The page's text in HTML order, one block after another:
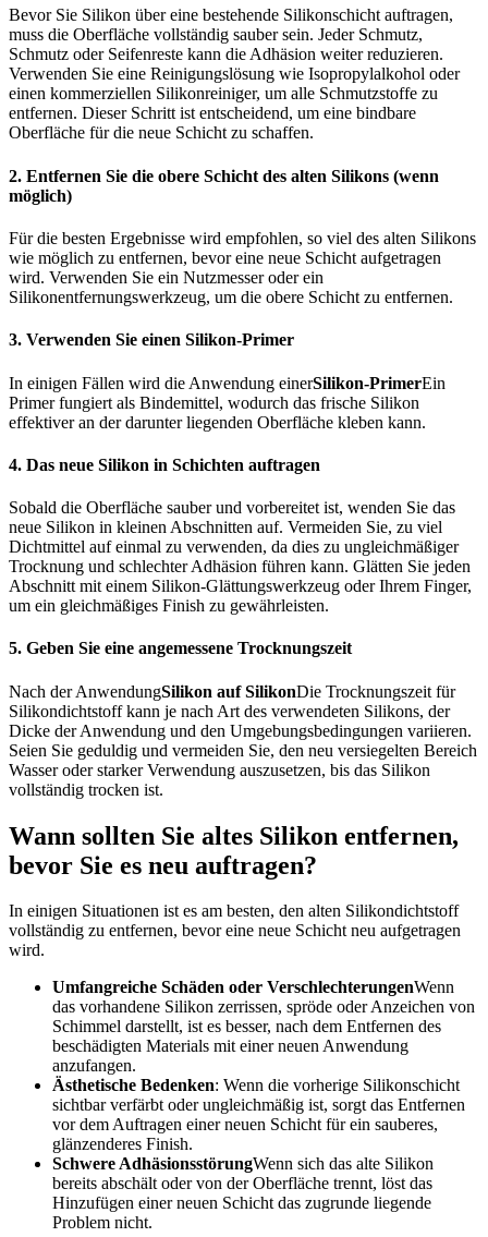
Bevor Sie Silikon über eine bestehende Silikonschicht auftragen,
muss die Oberfläche vollständig sauber sein. Jeder Schmutz,
Schmutz oder Seifenreste kann die Adhäsion weiter reduzieren.
Verwenden Sie eine Reinigungslösung wie Isopropylalkohol oder
einen kommerziellen Silikonreiniger, um alle Schmutzstoffe zu
entfernen. Dieser Schritt ist entscheidend, um eine bindbare
Oberfläche für die neue Schicht zu schaffen.
2. Entfernen Sie die obere Schicht des alten Silikons (wenn
möglich)
Für die besten Ergebnisse wird empfohlen, so viel des alten Silikons
wie möglich zu entfernen, bevor eine neue Schicht aufgetragen
wird. Verwenden Sie ein Nutzmesser oder ein
Silikonentfernungswerkzeug, um die obere Schicht zu entfernen.
3. Verwenden Sie einen Silikon-Primer
In einigen Fällen wird die Anwendung einerSilikon-PrimerEin
Primer fungiert als Bindemittel, wodurch das frische Silikon
effektiver an der darunter liegenden Oberfläche kleben kann.
4. Das neue Silikon in Schichten auftragen
Sobald die Oberfläche sauber und vorbereitet ist, wenden Sie das
neue Silikon in kleinen Abschnitten auf. Vermeiden Sie, zu viel
Dichtmittel auf einmal zu verwenden, da dies zu ungleichmäßiger
Trocknung und schlechter Adhäsion führen kann. Glätten Sie jeden
Abschnitt mit einem Silikon-Glättungswerkzeug oder Ihrem Finger,
um ein gleichmäßiges Finish zu gewährleisten.
5. Geben Sie eine angemessene Trocknungszeit
Nach der AnwendungSilikon auf SilikonDie Trocknungszeit für
Silikondichtstoff kann je nach Art des verwendeten Silikons, der
Dicke der Anwendung und den Umgebungsbedingungen variieren.
Seien Sie geduldig und vermeiden Sie, den neu versiegelten Bereich
Wasser oder starker Verwendung auszusetzen, bis das Silikon
vollständig trocken ist.
Wann sollten Sie altes Silikon entfernen,
bevor Sie es neu auftragen?
In einigen Situationen ist es am besten, den alten Silikondichtstoff
vollständig zu entfernen, bevor eine neue Schicht neu aufgetragen
wird.
Umfangreiche Schäden oder VerschlechterungenWenn
das vorhandene Silikon zerrissen, spröde oder Anzeichen von
Schimmel darstellt, ist es besser, nach dem Entfernen des
beschädigten Materials mit einer neuen Anwendung
anzufangen.
Ästhetische Bedenken: Wenn die vorherige Silikonschicht
sichtbar verfärbt oder ungleichmäßig ist, sorgt das Entfernen
vor dem Auftragen einer neuen Schicht für ein sauberes,
glänzenderes Finish.
Schwere AdhäsionsstörungWenn sich das alte Silikon
bereits abschält oder von der Oberfläche trennt, löst das
Hinzufügen einer neuen Schicht das zugrunde liegende
Problem nicht.